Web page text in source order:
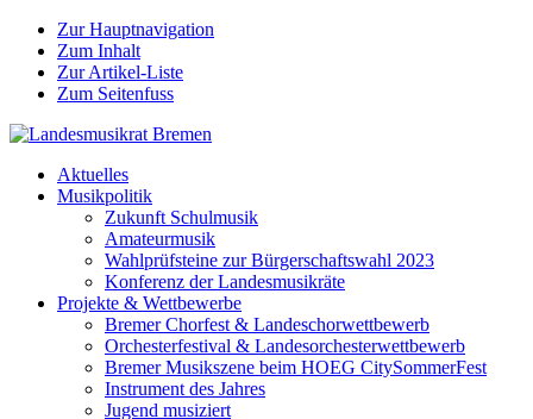
Zur Hauptnavigation
Zum Inhalt
Zur Artikel-Liste
Zum Seitenfuss
Aktuelles
Musikpolitik
Zukunft Schulmusik
Amateurmusik
Wahlprüfsteine zur Bürgerschaftswahl 2023
Konferenz der Landesmusikräte
Projekte & Wettbewerbe
Bremer Chorfest & Landeschorwettbewerb
Orchesterfestival & Landesorchesterwettbewerb
Bremer Musikszene beim HOEG CitySommerFest
Instrument des Jahres
Jugend musiziert